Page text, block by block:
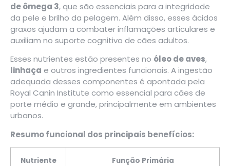
de ômega 3, que são essenciais para a integridade
da pele e brilho da pelagem. Além disso, esses ácidos
graxos ajudam a combater inflamações articulares e
auxiliam no suporte cognitivo de cães adultos.
Esses nutrientes estão presentes no óleo de aves,
linhaça e outros ingredientes funcionais. A ingestão
adequada desses componentes é apontada pela
Royal Canin Institute como essencial para cães de
porte médio e grande, principalmente em ambientes
urbanos.
Resumo funcional dos principais benefícios:
Nutriente Função Primária